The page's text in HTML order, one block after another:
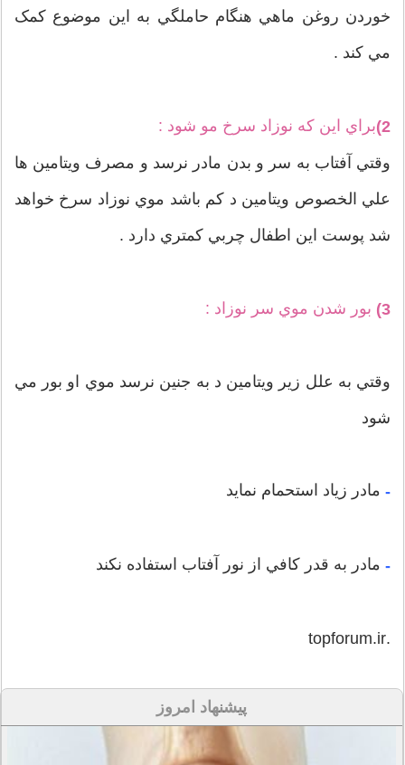
خوردن روغن ماهي هنگام حاملگي به اين موضوع کمک
مي کند .
2) براي اين که نوزاد سرخ مو شود :
وقتي آفتاب به سر و بدن مادر نرسد و مصرف ويتامين ها
علي الخصوص ويتامين د کم باشد موي نوزاد سرخ خواهد
شد پوست اين اطفال چربي کمتري دارد .
3) بور شدن موي سر نوزاد :
وقتي به علل زير ويتامين د به جنين نرسد موي او بور مي
شود
- مادر زياد استحمام نمايد
- مادر به قدر کافي از نور آفتاب استفاده نکند
.topforum.ir
پیشنهاد امروز